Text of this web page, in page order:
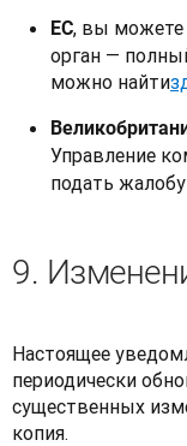
ЕС, вы можете
орган —
можно найти
Управление
подать
9.
Настоящее
периодически
существенных
копия.